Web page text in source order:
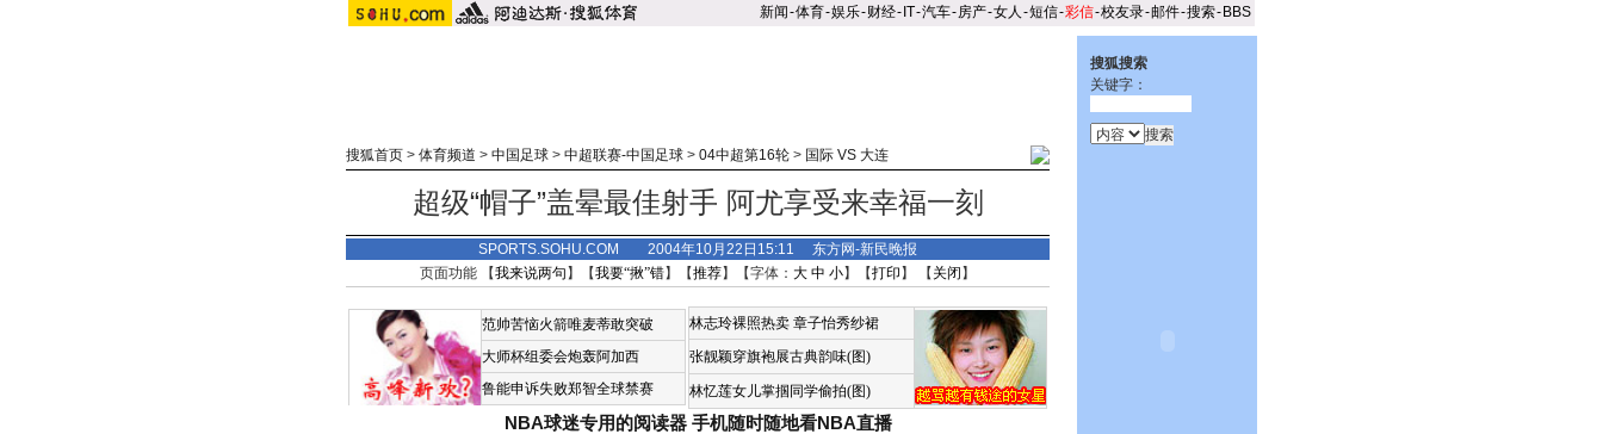
新闻-体育-娱乐-财经- IT-汽车-房产-女人 -短信-彩信-校友录-邮件-搜索- BBS
搜狐首页 > 体育频道 > 中国足球 > 中超联赛-中国足球 > 04中超第16轮 > 国际 VS 大连
超级“帽子”盖晕最佳射手 阿尤享受来幸福一刻
SPORTS.SOHU.COM 2004年10月22日15:11 东方网-新民晚报
页面功能 【我来说两句 】【我要“揪”错】【推荐】【字体： 大 中 小】【打印 】 【 关闭 】
范帅苦恼火箭唯麦蒂敢突破
大师杯组委会炮轰阿加西
鲁能申诉失败郑智全球禁赛
林志玲裸照热卖 章子怡秀纱裙
张靓颖穿旗袍展古典韵味(图)
林忆莲女儿掌掴同学偷拍(图)
NBA球迷专用的阅读器 手机随时随地看NBA直播
搜狐搜索
关键字：